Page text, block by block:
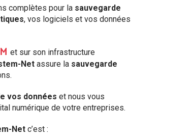
complètes pour la sauvegarde
, vos logiciels et vos données
et sur son infrastructure
Net assure la sauvegarde
vos données et nous vous
numérique de votre entreprises.
Net c’est :